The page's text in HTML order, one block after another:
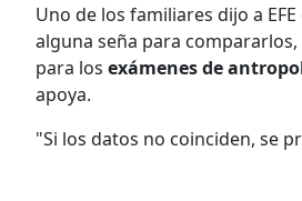
Uno de los familiares dijo a
alguna seña para compararlos,
para los exámenes de
apoya.
"Si los datos no coinciden, se